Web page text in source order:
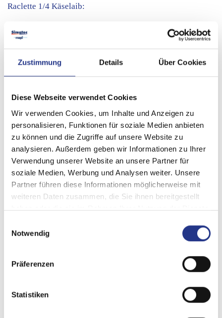
Zustimmung Details Über Cookies
Diese Webseite verwendet Cookies
Wir verwenden Cookies, um Inhalte und Anzeigen zu
personalisieren, Funktionen für soziale Medien anbieten
zu können und die Zugriffe auf unsere Website zu
analysieren. Außerdem geben wir Informationen zu Ihrer
Verwendung unserer Website an unsere Partner für
soziale Medien, Werbung und Analysen weiter. Unsere
Partner führen diese Informationen möglicherweise mit
weiteren Daten zusammen, die Sie ihnen bereitgestellt
haben oder die sie im Rahmen Ihrer Nutzung der Dienste
Notwendig
Präferenzen
Statistiken
Raclette 1/4 Käselaib:
- Käsestützte schwenkbar
- Gewicht: 2,7 kg
Weitere Informationen: info@mapi-bz.it